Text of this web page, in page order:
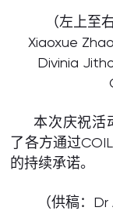
（左上至
Xiaoxue
Divinia
本次庆祝活
了各方通过
的持续承诺。
（供稿：